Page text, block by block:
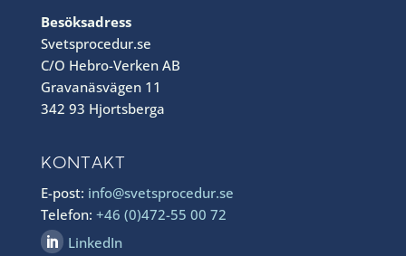
Besöksadress
Svetsprocedur.se
C/O Hebro-Verken AB
Gravanäsvägen 11
342 93 Hjortsberga
KONTAKT
E-post: info@svetsprocedur.se
Telefon: +46 (0)472-55 00 72
LinkedIn